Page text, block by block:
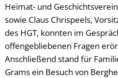
Heimat- und
sowie Claus Chrispeels,
des HGT, konnten im
offengebliebenen Fragen
Anschließend stand für
Grams ein Besuch von